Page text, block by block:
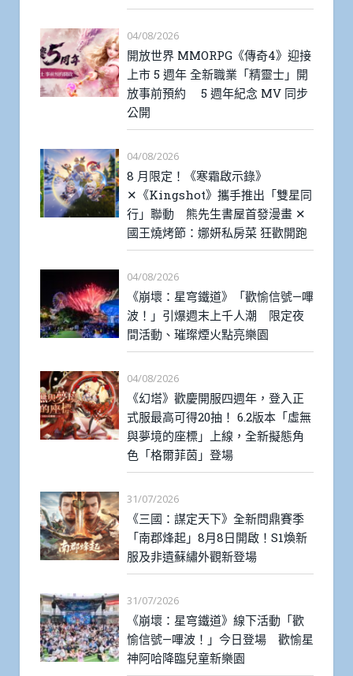
04/08/2026
開放世界 MMORPG《傳奇4》迎接
上市 5 週年 全新職業「精靈士」開
放事前預約 5 週年紀念 MV 同步
公開
04/08/2026
8 月限定！《寒霜啟示錄》
✕《Kingshot》攜手推出「雙星同
行」聯動 熊先生書屋首發漫畫 ✕
國王燒烤節：娜妍私房菜 狂歡開跑
04/08/2026
《崩壞：星穹鐵道》「歡愉信號—嗶
波！」引爆週末上千人潮 限定夜
間活動、璀璨煙火點亮樂園
04/08/2026
《幻塔》歡慶開服四週年，登入正
式服最高可得20抽！ 6.2版本「虛無
與夢境的座標」上線，全新擬態角
色「格爾菲茵」登場
31/07/2026
《三國：謀定天下》全新問鼎賽季
「南郡烽起」8月8日開啟！S1煥新
服及非遺蘇繡外觀新登場
31/07/2026
《崩壞：星穹鐵道》線下活動「歡
愉信號—嗶波！」今日登場 歡愉星
神阿哈降臨兒童新樂園